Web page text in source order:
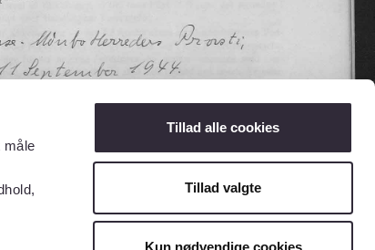
måle
Tillad alle cookies
Tillad valgte
Kun nødvendige cookies